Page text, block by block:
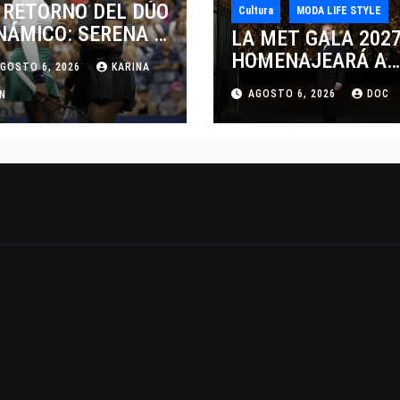
DEL DÚO
SERENA Y
WILLIAMS
LOS
EN
2026
6, 2026 KARINA
Cultura MODA LIFE STYLE
LA MET GALA
HOMENAJEARÁ A
JOHN GALLIANO
MARCANDO EL
REGRESO DEL REY
AGOSTO 6, 2026 DOC